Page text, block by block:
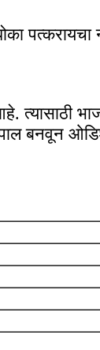
त्यासाठी
बनवून